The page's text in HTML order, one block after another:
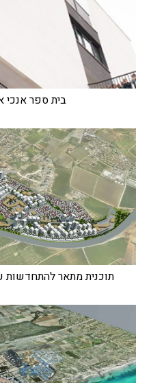
בית ספר אנכי
תוכנית מתאר להתחדשות